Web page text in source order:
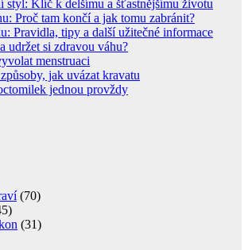
styl: Klíč k delšímu a šťastnějšímu životu
Proč tam končí a jak tomu zabránit?
Pravidla, tipy a další užitečné informace
udržet si zdravou váhu?
menstruaci
jak uvázat kravatu
jednou provždy
(70)
(31)